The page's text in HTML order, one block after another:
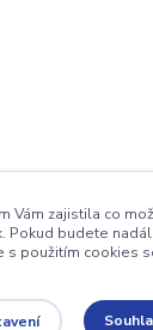
Vám zajistila co
Pokud budete
s použitím cookies